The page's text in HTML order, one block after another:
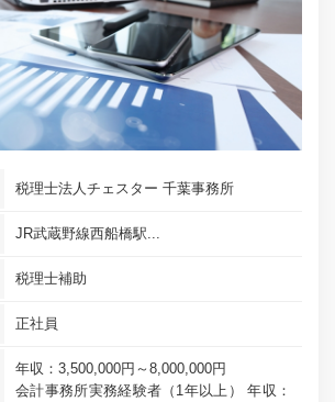
税理士法人チェスター 千葉事務所
JR武蔵野線西船橋駅...
税理士補助
正社員
年収：3,500,000円～8,000,000円
会計事務所実務経験者（1年以上） 年収：